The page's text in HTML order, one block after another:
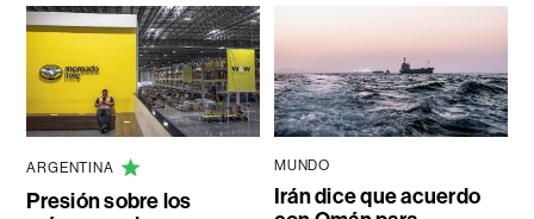
ARGENTINA
Presión sobre los
MUNDO
Irán dice que acuerdo